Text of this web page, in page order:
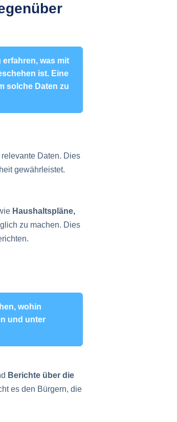
was mit
ist. Eine
solche Daten zu
Daten. Dies
gewährleistet.
Haushaltspläne,
zu machen. Dies
wohin
und unter
Berichte über die
es den Bürgern, die